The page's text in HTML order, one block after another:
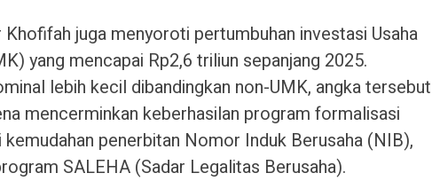
Khofifah juga menyoroti pertumbuhan investasi Usaha
yang mencapai Rp2,6 triliun sepanjang 2025.
lebih kecil dibandingkan non-UMK, angka tersebut
mencerminkan keberhasilan program formalisasi
penerbitan Nomor Induk Berusaha (NIB),
SALEHA (Sadar Legalitas Berusaha).